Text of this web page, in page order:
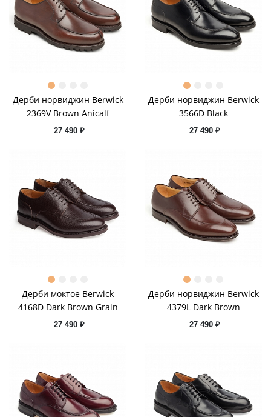
Дерби норвиджин Berwick
2369V Brown Anicalf
27 490 ₽
Дерби норвиджин Berwick
3566D Black
27 490 ₽
Дерби моктое Berwick
4168D Dark Brown Grain
27 490 ₽
Дерби норвиджин Berwick
4379L Dark Brown
27 490 ₽